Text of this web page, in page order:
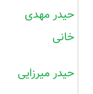
حیدر مهدی
خانی
حیدر میرزایی